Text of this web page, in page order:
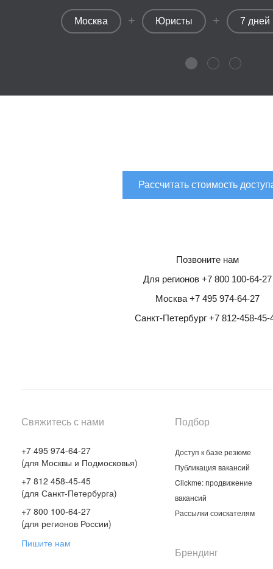
Москва + Юристы + 7 дней
Рассчитать стоимость
Позвоните нам
Для регионов +7 800 100-64-27
Москва +7 495 974-64-27
Санкт-Петербург +7 812-458-45-
Свяжитесь с нами
+7 495 974-64-27
(для Москвы и Подмосковья)
+7 812 458-45-45
(для Санкт-Петербурга)
+7 800 100-64-27
(для регионов России)
Пишите нам
Подбор
Доступ к базе резюме
Публикация вакансий
Clickme: продвижение
вакансий
Рассылки соискателям
Брендинг